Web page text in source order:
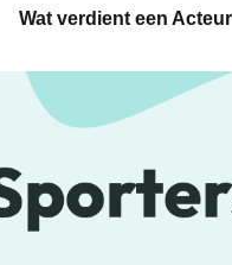
Wat verdient een Acteur